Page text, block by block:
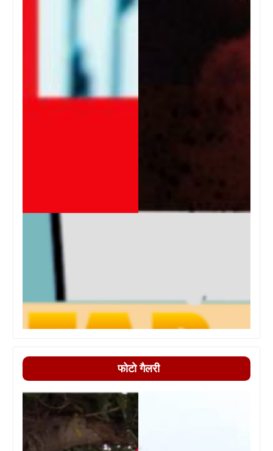
फोटो गैलरी